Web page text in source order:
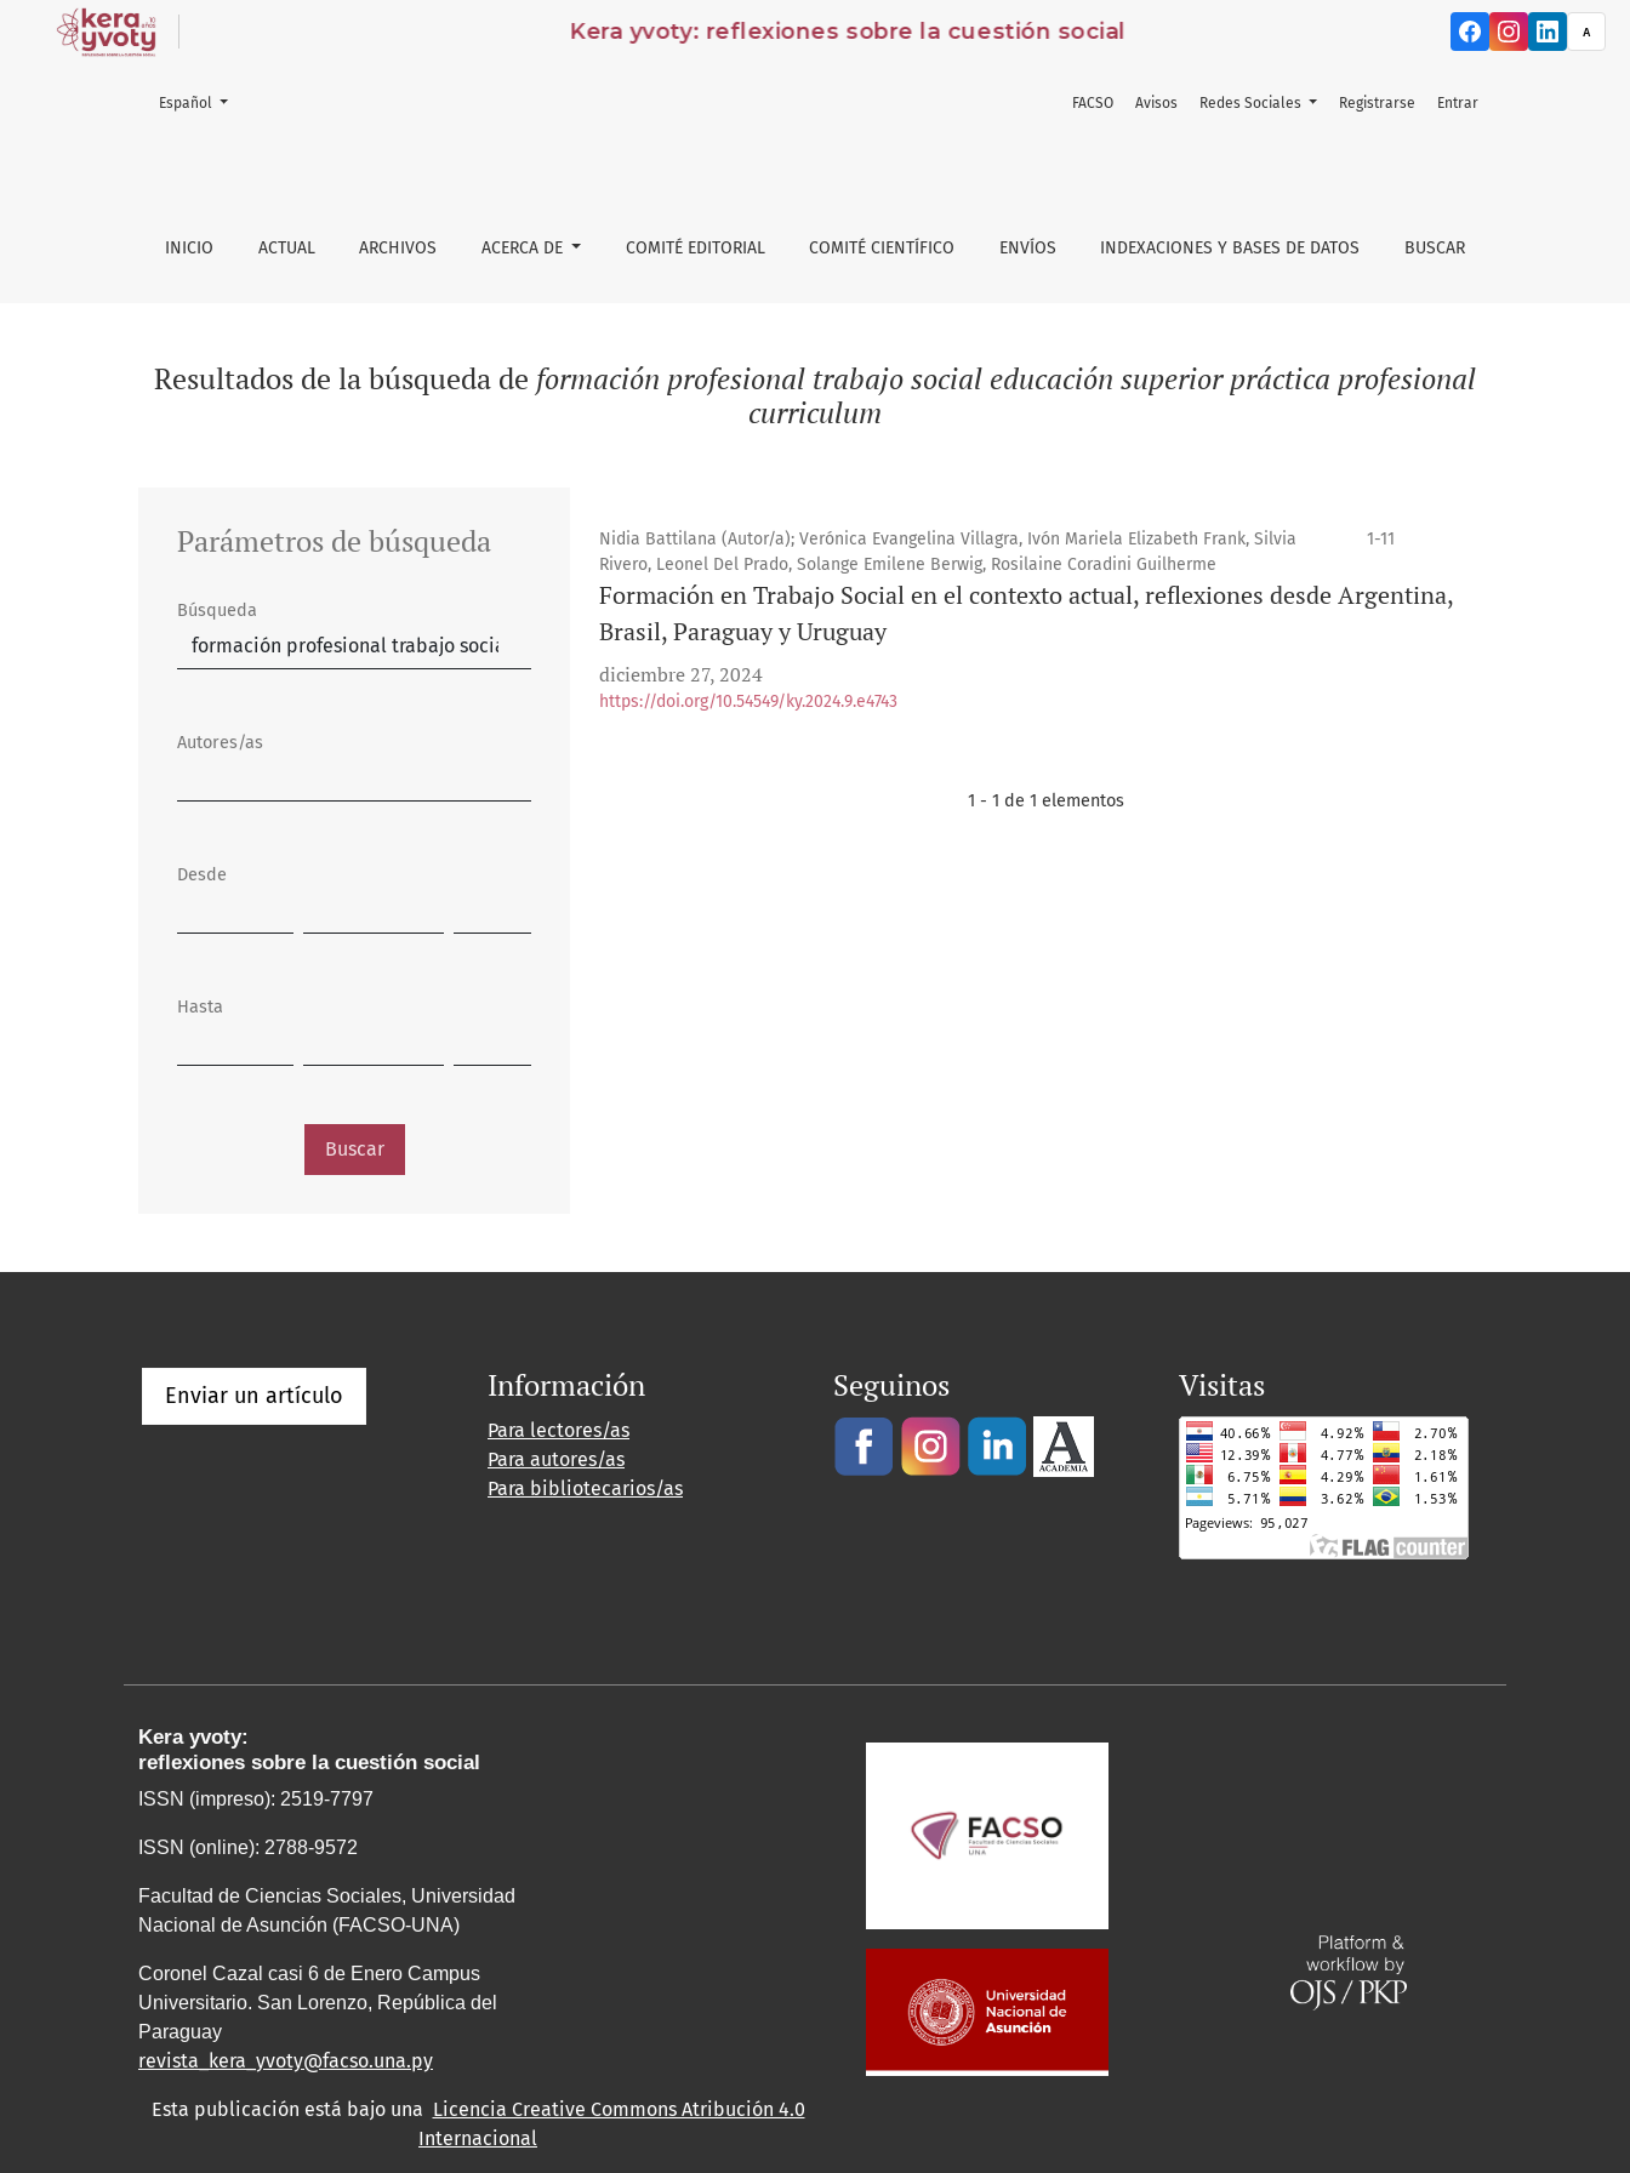
Kera yvoty: reflexiones sobre la cuestión social A
Buscar
INICIO ACTUAL ARCHIVOS ACERCA DE COMITÉ EDITORIAL COMITÉ CIENTÍFICO ENVÍOS INDEXACIONES Y BASES DE DATOS BUSCAR
FACSO Avisos Redes Sociales Registrarse Entrar
Cambiar el idioma. El actual es:
Español
Resultados de la búsqueda de formación profesional trabajo social educación superior práctica profesional
curriculum
Nidia Battilana (Autor/a); Verónica Evangelina Villagra, Ivón Mariela Elizabeth Frank, Silvia
Rivero, Leonel Del Prado, Solange Emilene Berwig, Rosilaine Coradini Guilherme
1-11
Formación en Trabajo Social en el contexto actual, reflexiones desde Argentina,
Brasil, Paraguay y Uruguay
diciembre 27, 2024
https://doi.org/10.54549/ky.2024.9.e4743
1 - 1 de 1 elementos
Parámetros de búsqueda
Búsqueda
Autores/as
Desde
Hasta
Buscar
Enviar un artículo Información
Para lectores/as
Para autores/as
Para bibliotecarios/as
Seguinos Visitas
Kera yvoty:
reflexiones sobre la cuestión social
ISSN (impreso): 2519-7797
ISSN (online): 2788-9572
Facultad de Ciencias Sociales, Universidad
Nacional de Asunción (FACSO-UNA)
Coronel Cazal casi 6 de Enero Campus
Universitario. San Lorenzo, República del
Paraguay
revista_kera_yvoty@facso.una.py
Esta publicación está bajo una Licencia Creative Commons Atribución 4.0
Internacional